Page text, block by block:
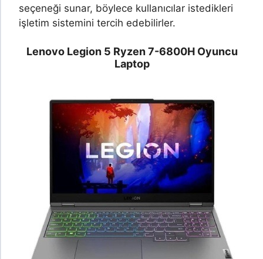
seçeneği sunar, böylece kullanıcılar istedikleri
işletim sistemini tercih edebilirler.
Lenovo Legion 5 Ryzen 7-6800H Oyuncu
Laptop